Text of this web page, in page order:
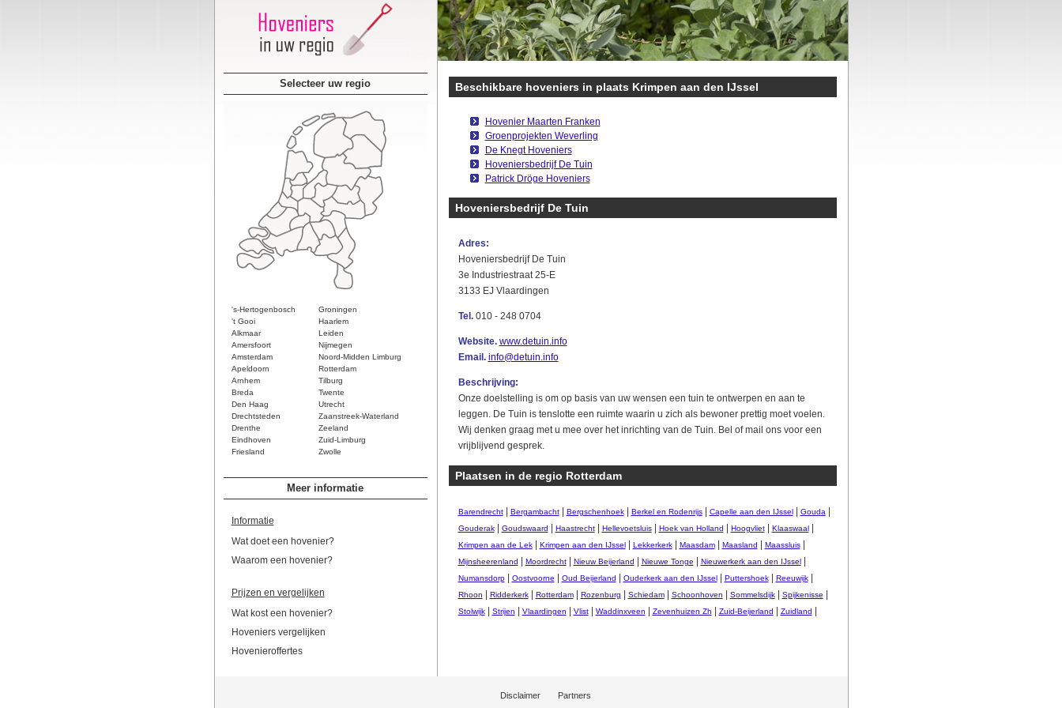
Selecteer uw regio
's-Hertogenbosch
Groningen
't Gooi
Haarlem
Alkmaar
Leiden
Amersfoort
Nijmegen
Amsterdam
Noord-Midden Limburg
Apeldoorn
Rotterdam
Arnhem
Tilburg
Breda
Twente
Den Haag
Utrecht
Drechtsteden
Zaanstreek-Waterland
Drenthe
Zeeland
Eindhoven
Zuid-Limburg
Friesland
Zwolle
Meer informatie
Informatie
Wat doet een hovenier?
Waarom een hovenier?
Prijzen en vergelijken
Wat kost een hovenier?
Hoveniers vergelijken
Hovenieroffertes
Beschikbare hoveniers in plaats Krimpen aan den IJssel
Hovenier Maarten Franken
Groenprojekten Weverling
De Knegt Hoveniers
Hoveniersbedrijf De Tuin
Patrick Dröge Hoveniers
Hoveniersbedrijf De Tuin
Adres:
Hoveniersbedrijf De Tuin
3e Industriestraat 25-E
3133 EJ Vlaardingen
Tel.010 - 248 0704
Website. www.detuin.info
Email. info@detuin.info
Beschrijving:
Onze doelstelling is om op basis van uw wensen een tuin te ontwerpen en aan te
leggen. De Tuin is tenslotte een ruimte waarin u zich als bewoner prettig moet voelen.
Wij denken graag met u mee over het inrichting van de Tuin. Bel of mail ons voor een
vrijblijvend gesprek.
Plaatsen in de regio Rotterdam
Barendrecht| Bergambacht| Bergschenhoek| Berkel en Rodenrijs| Capelle aan den IJssel| Gouda|
Gouderak| Goudswaard Haastrecht| Hellevoetsluis| Hoek van Holland Hoogvliet| Klaaswaal|
Krimpen aan de Lek| Krimpen aan den IJssel| Lekkerkerk| Maasdam| Maasland Maassluis|
Mijnsheerenland Moordrecht| Nieuw Beijerland Nieuwe Tonge Nieuwerkerk aan den IJssel|
Numansdorp| Oostvoorne Oud Beijerland Ouderkerk aan den IJssel| Puttershoek| Reeuwijk|
Rhoon Ridderkerk| Rotterdam| Rozenburg Schiedam| Schoonhoven Sommelsdijk| Spijkenisse
Stolwijk| Strijen Vlaardingen Vlist| Waddinxveen Zevenhuizen Zh Zuid-Beijerland Zuidland
Disclaimer Partners